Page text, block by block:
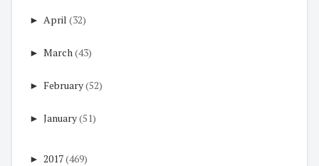
► April (32)
► March(43)
► February(52)
► January(51)
► 2017(469)